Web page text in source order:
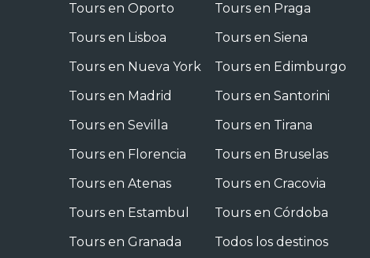
Tours en Oporto
Tours en Lisboa
Tours en Nueva York
Tours en Madrid
Tours en Sevilla
Tours en Florencia
Tours en Atenas
Tours en Estambul
Tours en Granada
Tours en Praga
Tours en Siena
Tours en Edimburgo
Tours en Santorini
Tours en Tirana
Tours en Bruselas
Tours en Cracovia
Tours en Córdoba
Todos los destinos